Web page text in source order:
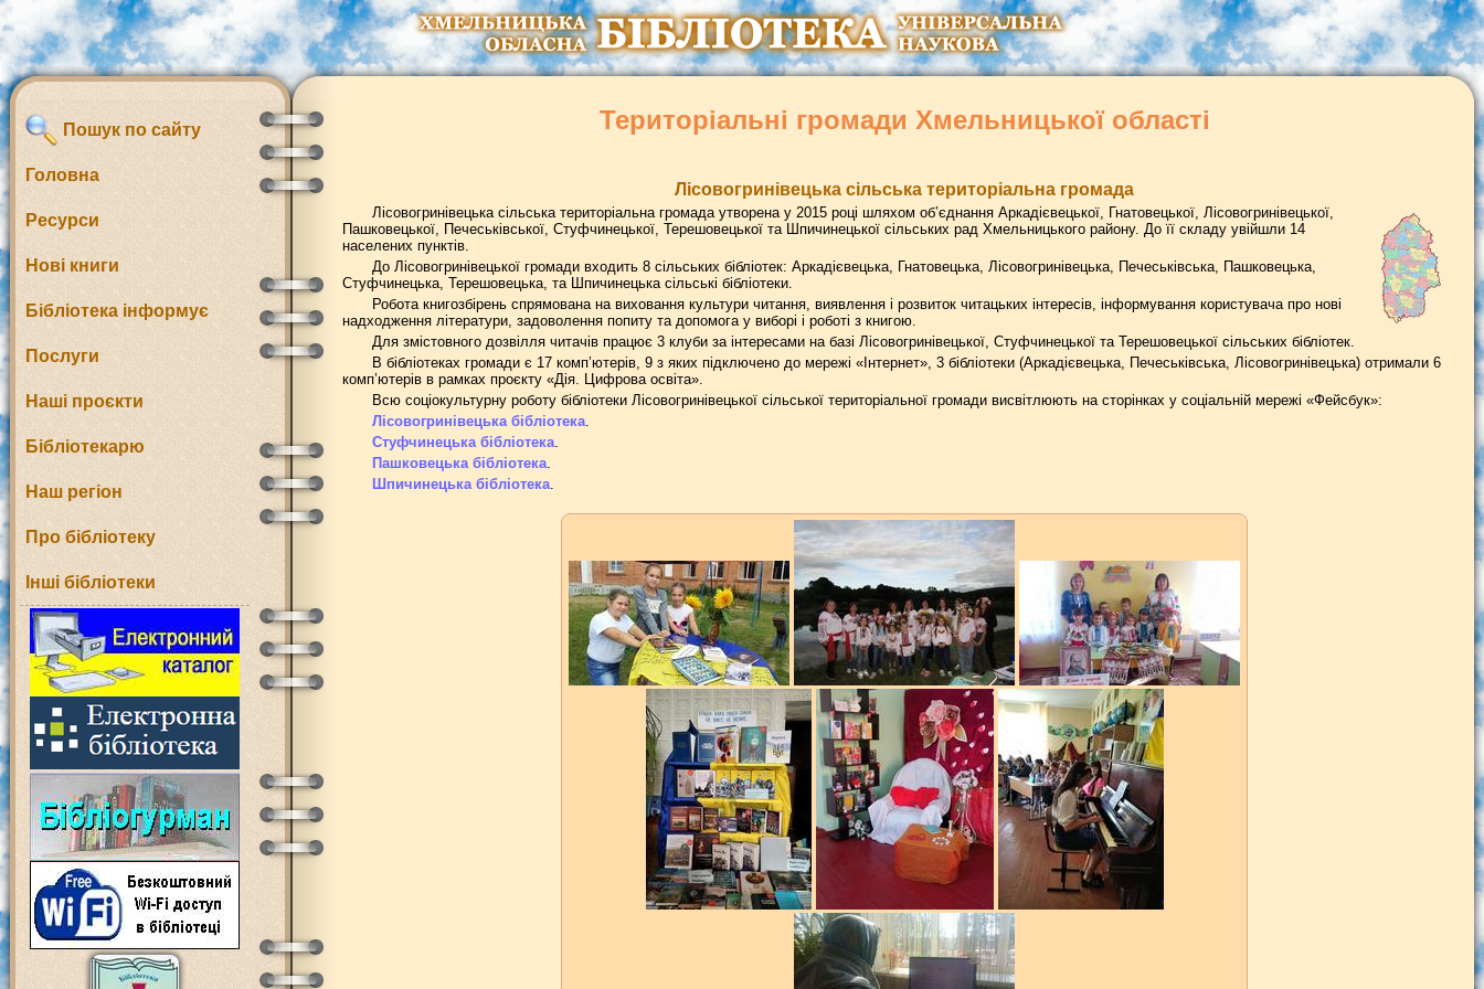
Пошук по сайту
Головна
Ресурси
Нові книги
Бібліотека інформує
Послуги
Наші проєкти
Бібліотекарю
Наш регіон
Про бібліотеку
Інші бібліотеки
Територіальні громади Хмельницької області
Лісовогринівецька сільська територіальна громада
Лісовогринівецька сільська територіальна громада утворена у 2015 році шляхом об’єднання Аркадієвецької, Гнатовецької, Лісовогринівецької,
Пашковецької, Печеськівської, Стуфчинецької, Терешовецької та Шпичинецької сільських рад Хмельницького району. До її складу увійшли 14
населених пунктів.
До Лісовогринівецької громади входить 8 сільських бібліотек: Аркадієвецька, Гнатовецька, Лісовогринівецька, Печеськівська, Пашковецька,
Стуфчинецька, Терешовецька, та Шпичинецька сільські бібліотеки.
Робота книгозбірень спрямована на виховання культури читання, виявлення і розвиток читацьких інтересів, інформування користувача про нові
надходження літератури, задоволення попиту та допомога у виборі і роботі з книгою.
Для змістовного дозвілля читачів працює 3 клуби за інтересами на базі Лісовогринівецької, Стуфчинецької та Терешовецької сільських бібліотек.
В бібліотеках громади є 17 комп’ютерів, 9 з яких підключено до мережі «Інтернет», 3 бібліотеки (Аркадієвецька, Печеськівська, Лісовогринівецька) отримали 6
комп’ютерів в рамках проєкту «Дія. Цифрова освіта».
Всю соціокультурну роботу бібліотеки Лісовогринівецької сільської територіальної громади висвітлюють на сторінках у соціальній мережі «Фейсбук»:
Лісовогринівецька бібліотека.
Стуфчинецька бібліотека.
Пашковецька бібліотека.
Шпичинецька бібліотека.